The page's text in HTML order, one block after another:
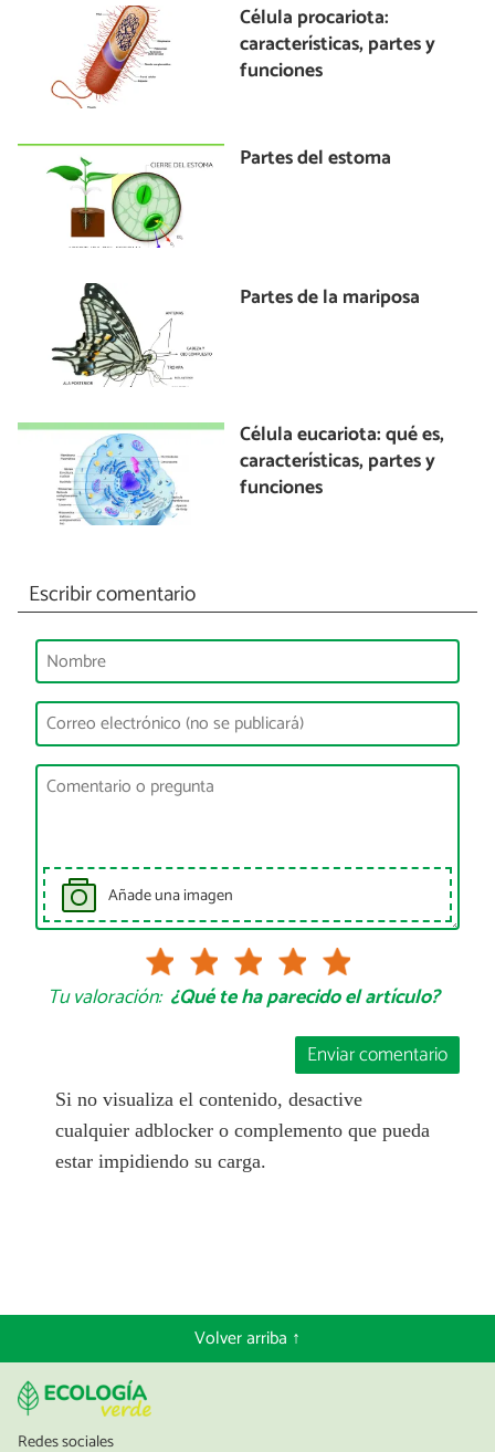
Célula procariota:
características, partes y
funciones
Partes del estoma
Partes de la mariposa
Célula eucariota: qué es,
características, partes y
funciones
Escribir comentario
Añade una imagen
Tu valoración: ¿Qué te ha parecido el artículo?
Enviar comentario
Si no visualiza el contenido, desactive
cualquier adblocker o complemento que pueda
estar impidiendo su carga.
Volver arriba ↑
Redes sociales